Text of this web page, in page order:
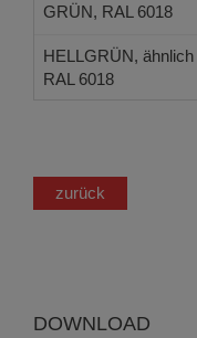
GRÜN, RAL 6018
HELLGRÜN, ähnlich
RAL 6018
zurück
DOWNLOAD